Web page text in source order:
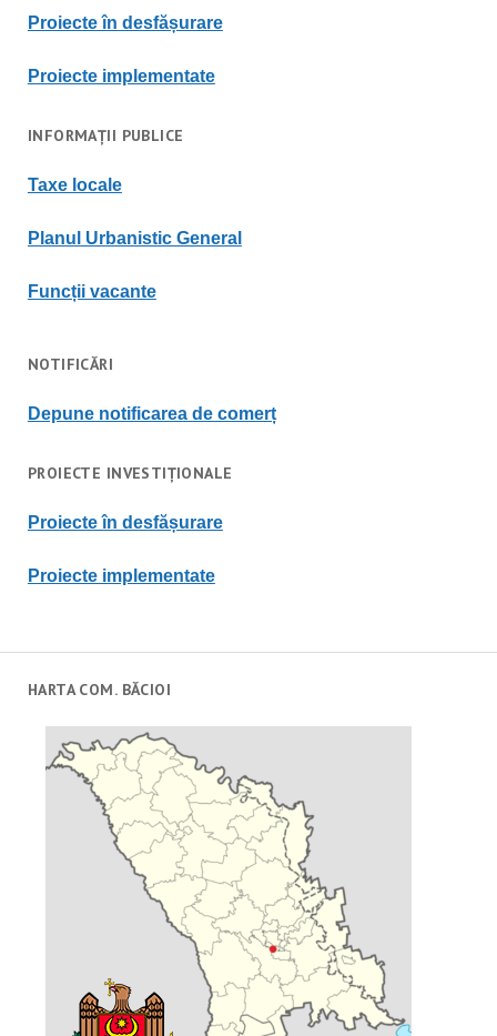
Proiecte în desfășurare
Proiecte implementate
INFORMAȚII PUBLICE
Taxe locale
Planul Urbanistic General
Funcții vacante
NOTIFICĂRI
Depune notificarea de comerț
PROIECTE INVESTIȚIONALE
Proiecte în desfășurare
Proiecte implementate
HARTA COM. BĂCIOI